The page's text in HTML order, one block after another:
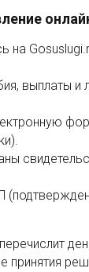
на
выплаты и
принятия